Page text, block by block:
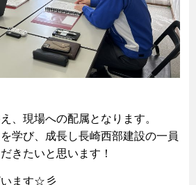
、現場への配属となります。
学び、成長し長崎西部建設の一員
きたいと思います！
います☆彡